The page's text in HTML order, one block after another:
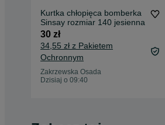
Kurtka chłopięca bomberka
Sinsay rozmiar 140 jesienna
30 zł
34,55 zł z Pakietem
Ochronnym
Zakrzewska Osada
Dzisiaj o 09:40